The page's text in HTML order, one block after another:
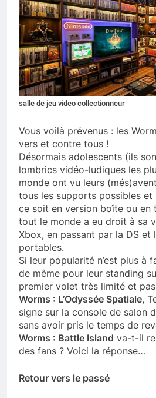
salle de jeu video collectionneur
Vous voilà prévenus : les
vers et contre tous !
Désormais adolescents (ils
lombrics vidéo-ludiques les
monde ont vu leurs
tous les supports possibles et
ce soit en version boîte ou en
tout le monde a eu droit à sa
Xbox, en passant par la DS et
portables.
Si leur popularité n’est plus à
de même pour leur standing
premier volet très limité et
Worms : L’Odyssée Spatiale,
signe sur la console de salon
sans avoir pris le temps de
Worms : Battle Island va-t-il
des fans ? Voici la réponse…
Retour vers le passé